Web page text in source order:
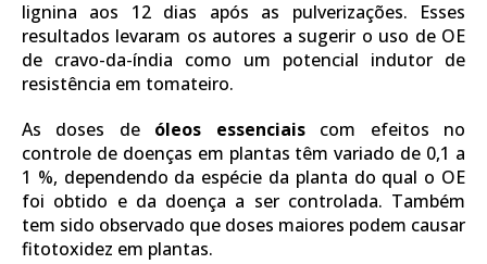
lignina aos 12 dias após as pulverizações. Esses
resultados levaram os autores a sugerir o uso de OE
de cravo-da-índia como um potencial indutor de
resistência em tomateiro.
As doses de óleos essenciaiscom efeitos no
controle de doenças em plantas têm variado de 0,1 a
1 %, dependendo da espécie da planta do qual o OE
foi obtido e da doença a ser controlada. Também
tem sido observado que doses maiores podem causar
fitotoxidez em plantas.